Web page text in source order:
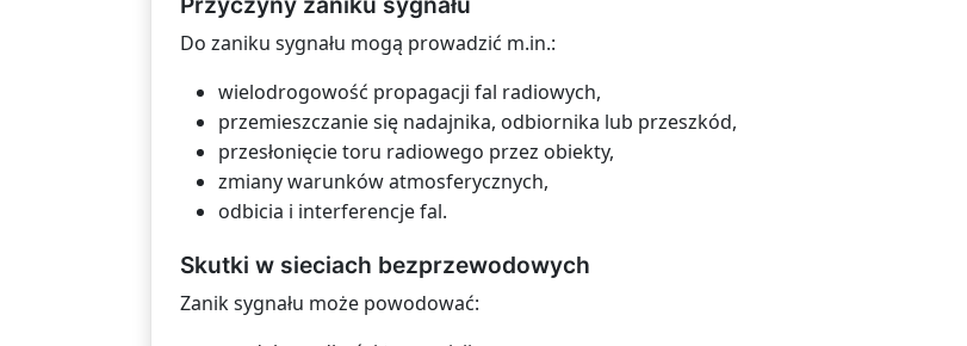
Do zaniku sygnału mogą prowadzić m.in.:
wielodrogowość propagacji fal radiowych,
przemieszczanie się nadajnika, odbiornika lub przeszkód,
przesłonięcie toru radiowego przez obiekty,
zmiany warunków atmosferycznych,
odbicia i interferencje fal.
Skutki w sieciach bezprzewodowych
Zanik sygnału może powodować: